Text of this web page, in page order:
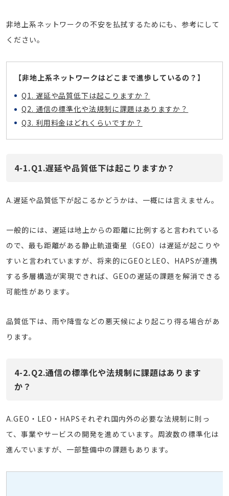
非地上系ネットワークの不安を払拭するためにも、参考にして
ください。
【非地上系ネットワークはどこまで進歩しているの？】
Q1. 遅延や品質低下は起こりますか？
Q2. 通信の標準化や法規制に課題はありますか？
Q3. 利用料金はどれくらいですか？
4-1.Q1.遅延や品質低下は起こりますか？
A.遅延や品質低下が起こるかどうかは、一概には言えません。
一般的には、遅延は地上からの距離に比例すると言われている
ので、最も距離がある静止軌道衛星（GEO）は遅延が起こりや
すいと言われていますが、将来的にGEOとLEO、HAPSが連携
する多層構造が実現できれば、GEOの遅延の課題を解消できる
可能性があります。
品質低下は、雨や降雪などの悪天候により起こり得る場合があ
ります。
4-2.Q2.通信の標準化や法規制に課題はあります
か？
A.GEO・LEO・HAPSそれぞれ国内外の必要な法規制に則っ
て、事業やサービスの開発を進めています。周波数の標準化は
進んでいますが、一部整備中の課題もあります。